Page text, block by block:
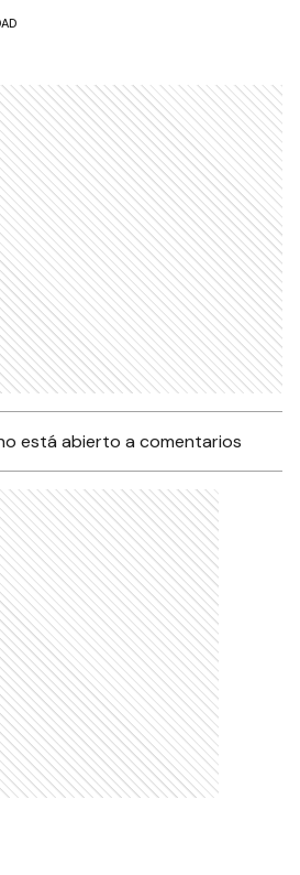
está abierto a comentarios